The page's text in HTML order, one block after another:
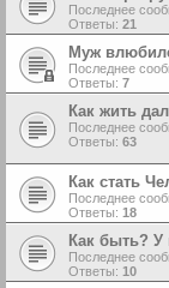
Последнее
Ответы: 21
Муж
Последнее
Ответы: 7
Как жить
Последнее
Ответы: 63
Как стать
Последнее
Ответы: 18
Как быть?
Последнее
Ответы: 10